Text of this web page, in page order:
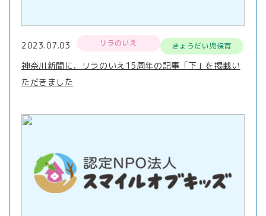
2023.07.03 リラのいえ きょうだい児保育
神奈川新聞に、リラのいえ15周年の記事「下」を掲載い
ただきました